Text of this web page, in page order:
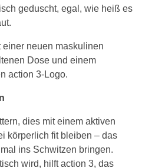
geduscht, egal, wie heiß es
neuen maskulinen
Dose und einem
action 3-Logo.
dies mit einem aktiven
körperlich fit bleiben – das
ins Schwitzen bringen.
wird, hilft action 3, das